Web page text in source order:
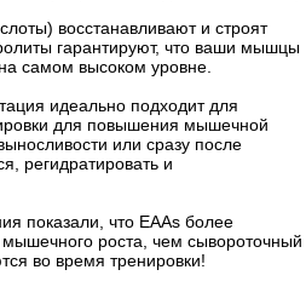
восстанавливают и строят
гарантируют, что ваши мышцы
самом высоком уровне.
идеально подходит для
для повышения мышечной
или сразу после
регидратировать и
показали, что EAAs более
роста, чем сывороточный
во время тренировки!